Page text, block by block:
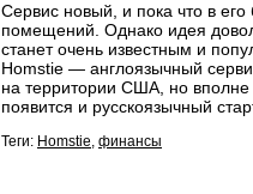
Сервис новый, и пока что в
помещений. Однако идея
станет очень известным и
Homstie — англоязычный
на территории США, но вполне
появится и русскоязычный
Теги: Homstie, финансы